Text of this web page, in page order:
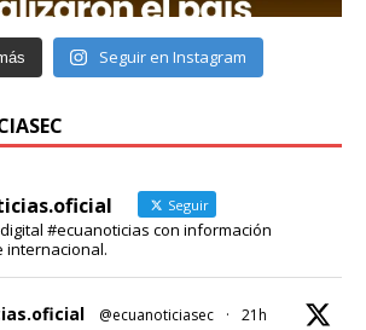
Seguir en Instagram
Seguir
#ecuanoticias con información
internacional.
@ecuanoticiasec · 21h